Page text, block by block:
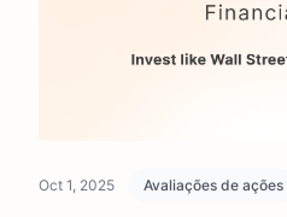
Oct 1, 2025 Avaliações de ações